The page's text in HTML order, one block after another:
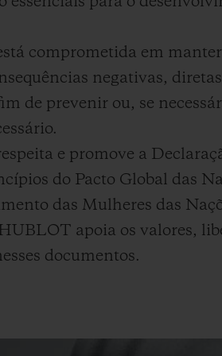
comprometida em
negativas,
de prevenir ou, se
e promove a
do Pacto Global das
das Mulheres das
apoia os valores,
documentos.
EXCLUSIVOS
5+5
HUBLOTISTA E
GARANTIA
CONTATO